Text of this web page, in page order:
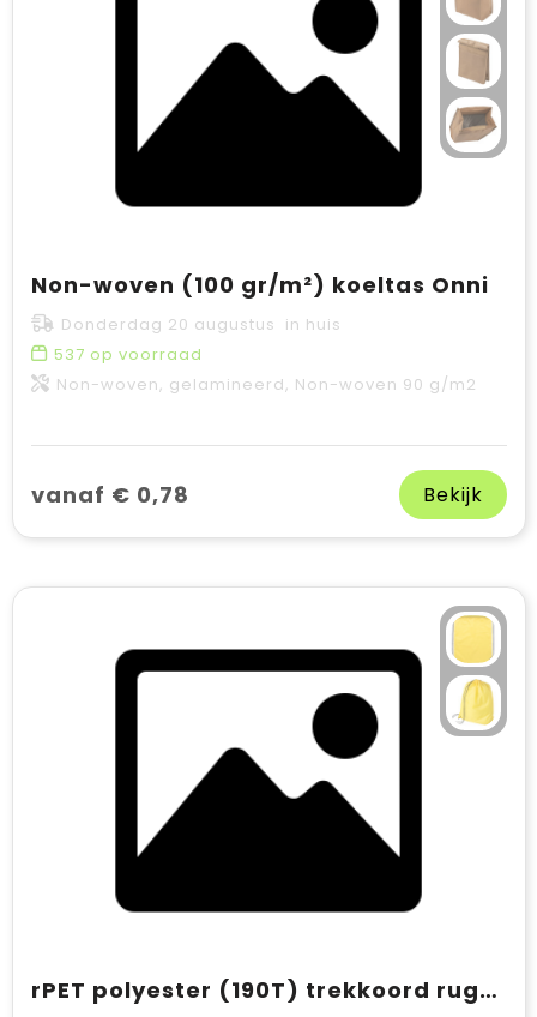
Non-woven (100 gr/m²) koeltas Onni
Donderdag 20 augustus in huis
537 op voorraad
Non-woven, gelamineerd, Non-woven 90 g/m2
vanaf € 0,78 Bekijk
rPET polyester (190T) trekkoord rugtas Enrique